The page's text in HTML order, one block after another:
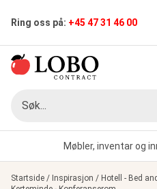
Ring oss på: +45 47 31 46 00
Møbler, inventar og
Startside / Inspirasjon / Hotell - Bed